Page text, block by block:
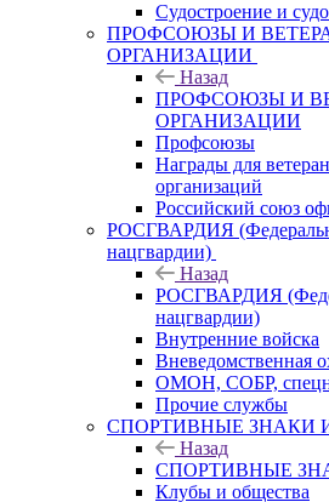
Судостроение и
ПРОФСОЮЗЫ И
ОРГАНИЗАЦИИ
Назад
ПРОФСОЮЗЫ И
ОРГАНИЗАЦИИ
Профсоюзы
Награды для
организаций
Российский союз
РОСГВАРДИЯ
нацгвардии)
Назад
РОСГВАРДИЯ
нацгвардии)
Внутренние войска
Вневедомственная
ОМОН, СОБР,
Прочие службы
СПОРТИВНЫЕ ЗНАКИ
Назад
СПОРТИВНЫЕ
Клубы и общества